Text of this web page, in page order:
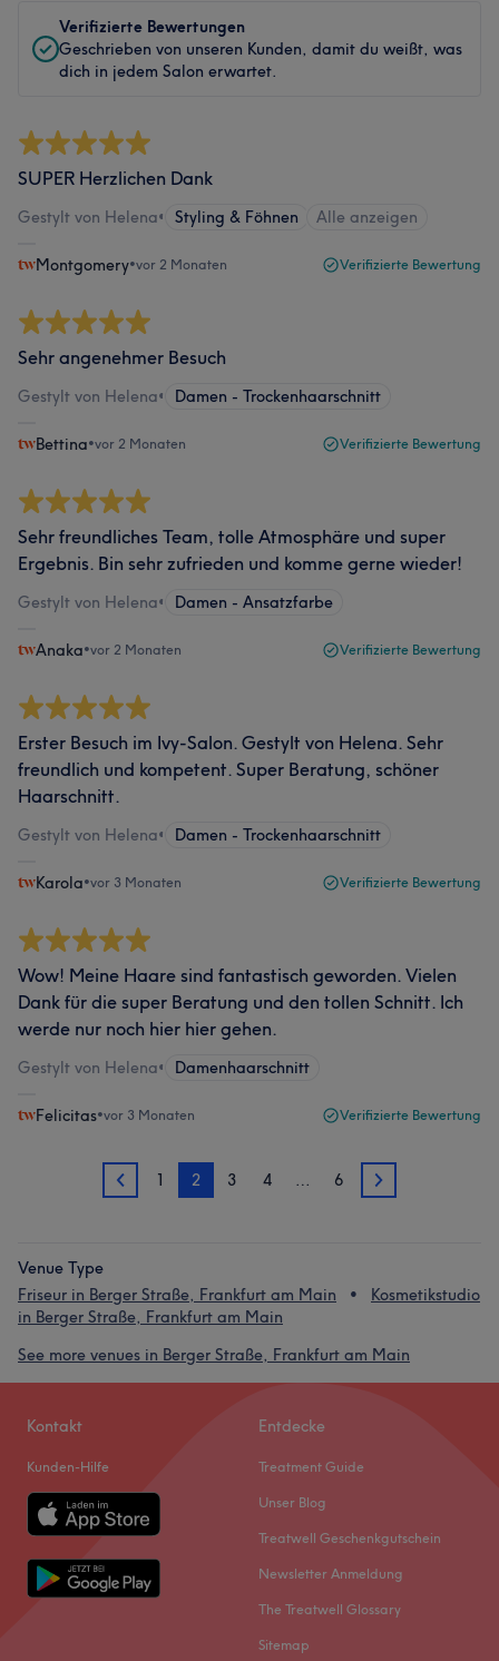
Verifizierte Bewertungen
Geschrieben von unseren Kunden, damit du weißt, was
dich in jedem Salon erwartet.
SUPER Herzlichen Dank
Gestylt von Helena• Styling & Föhnen Alle anzeigen
Montgomery•vor 2 Monaten Verifizierte Bewertung
Sehr angenehmer Besuch
Gestylt von Helena• Damen - Trockenhaarschnitt
Bettina•vor 2 Monaten Verifizierte Bewertung
Sehr freundliches Team, tolle Atmosphäre und super
Ergebnis. Bin sehr zufrieden und komme gerne wieder!
Gestylt von Helena• Damen - Ansatzfarbe
Anaka•vor 2 Monaten Verifizierte Bewertung
Erster Besuch im Ivy-Salon. Gestylt von Helena. Sehr
freundlich und kompetent. Super Beratung, schöner
Haarschnitt.
Gestylt von Helena• Damen - Trockenhaarschnitt
Karola•vor 3 Monaten Verifizierte Bewertung
Wow! Meine Haare sind fantastisch geworden. Vielen
Dank für die super Beratung und den tollen Schnitt. Ich
werde nur noch hier hier gehen.
Gestylt von Helena• Damenhaarschnitt
Felicitas•vor 3 Monaten Verifizierte Bewertung
1 1 2 3 4 … 6 3
Venue Type
Friseur in Berger Straße, Frankfurt am Main
Kosmetikstudio
in Berger Straße, Frankfurt am Main
See more venues in Berger Straße, Frankfurt am Main
Kontakt
Kunden-Hilfe
Entdecke
Treatment Guide
Unser Blog
Treatwell Geschenkgutschein
Newsletter Anmeldung
The Treatwell Glossary
Sitemap